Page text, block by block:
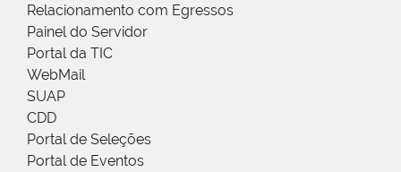
Relacionamento com Egressos
Painel do Servidor
Portal da TIC
WebMail
SUAP
CDD
Portal de Seleções
Portal de Eventos